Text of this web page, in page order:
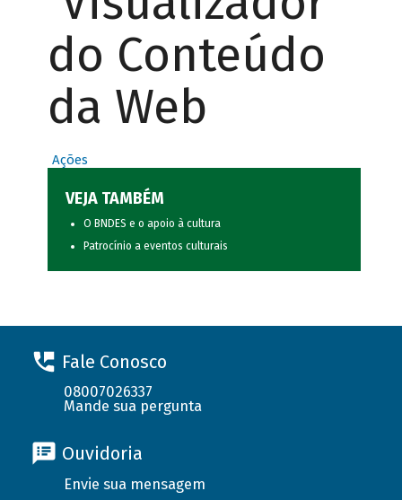
do Conteúdo
da Web
Ações
VEJA TAMBÉM
O BNDES e o apoio à cultura
Patrocínio a eventos culturais
Fale Conosco
08007026337
Mande sua pergunta
Ouvidoria
Envie sua mensagem